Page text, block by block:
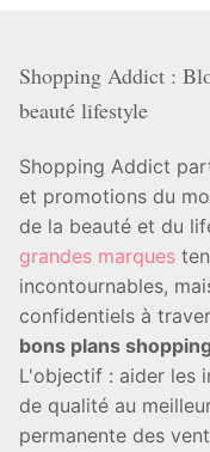
Shopping Addict :
beauté lifestyle
Shopping Addict
et promotions du
de la beauté et du
grandes marques
incontournables,
confidentiels à
bons plans shopping
L'objectif : aider les
de qualité au
permanente des